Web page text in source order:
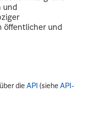
und
öffentlicher und
dieAPI (sieheAPI-